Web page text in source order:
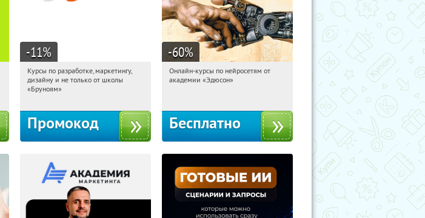
-11%
04:32:18
Получи первым!
Россия
Курсы по разработке, маркетингу,
дизайну и не только от школы
«Бруноям»
Промокод
-60%
04:32:18 Получили:
Онлайн-курсы по нейросетям от
академии «Эдюсон»
Бесплатно